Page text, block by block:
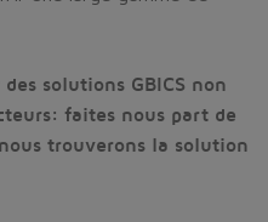
solutions GBICS non
faites nous part de
trouverons la solution